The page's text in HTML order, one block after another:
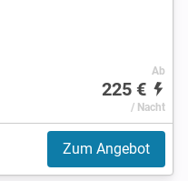
Ab
225 €
/ Nacht
Zum Angebot